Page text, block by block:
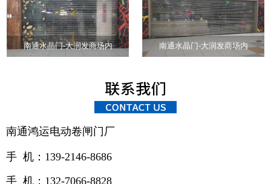
南通水晶门-大润发商场内 南通水晶门-大润发商场内
南通鸿运电动卷闸门厂
手 机：139-2146-8686
手 机：132-7066-8828